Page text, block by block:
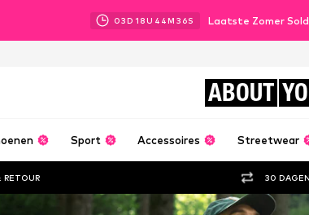
03D 18U 44M 35S Laatste Zomer
ABOUT
Sport Accessoires Streetwear
RETOUR 30